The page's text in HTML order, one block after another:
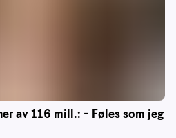
av 116 mill.: – Føles som jeg